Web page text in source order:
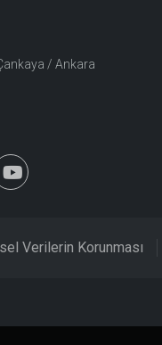
/ Ankara
Verilerin Korunması